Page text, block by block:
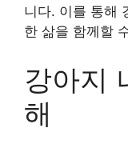
니다. 이를 통해
한 삶을 함께할
강아지
해